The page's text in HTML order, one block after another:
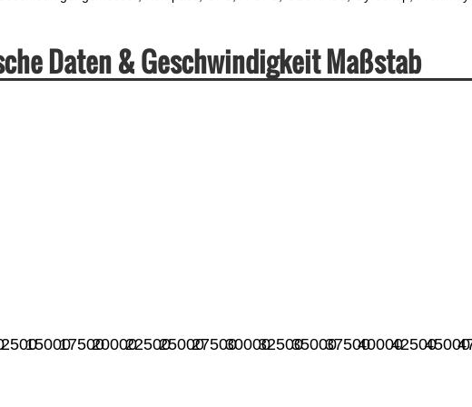
Daten & Geschwindigkeit Maßstab
15000175002000022500250002750030000325003500037500400004250045000